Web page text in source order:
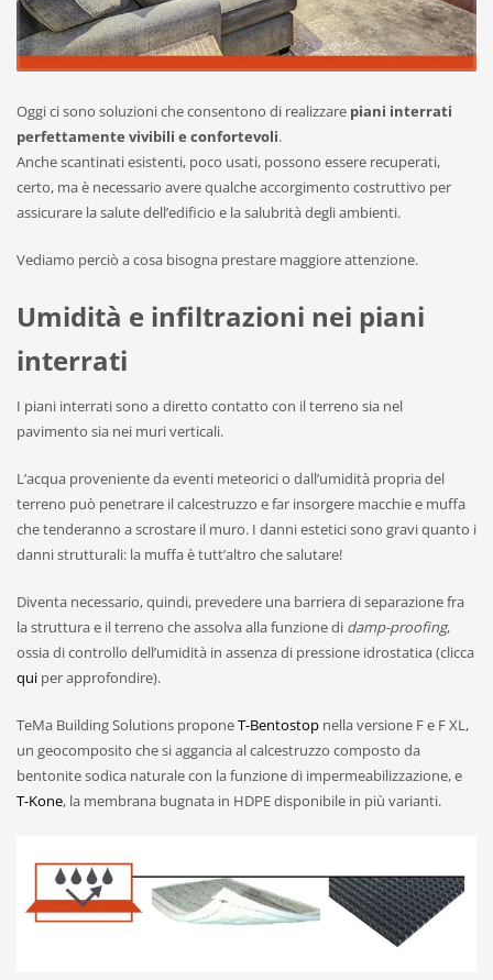
Oggi ci sono soluzioni che consentono di realizzare piani interrati
perfettamente vivibili e confortevoli.
Anche scantinati esistenti, poco usati, possono essere recuperati,
certo, ma è necessario avere qualche accorgimento costruttivo per
assicurare la salute dell’edificio e la salubrità degli ambienti.
Vediamo perciò a cosa bisogna prestare maggiore attenzione.
Umidità e infiltrazioni nei piani
interrati
I piani interrati sono a diretto contatto con il terreno sia nel
pavimento sia nei muri verticali.
L’acqua proveniente da eventi meteorici o dall’umidità propria del
terreno può penetrare il calcestruzzo e far insorgere macchie e muffa
che tenderanno a scrostare il muro. I danni estetici sono gravi quanto i
danni strutturali: la muffa è tutt’altro che salutare!
Diventa necessario, quindi, prevedere una barriera di separazione fra
la struttura e il terreno che assolva alla funzione di damp-proofing,
ossia di controllo dell’umidità in assenza di pressione idrostatica (clicca
qui per approfondire).
TeMa Building Solutions proponeT-Bentostop nella versione F e F XL,
un geocomposito che si aggancia al calcestruzzo composto da
bentonite sodica naturale con la funzione di impermeabilizzazione, e
T-Kone, la membrana bugnata in HDPE disponibile in più varianti.